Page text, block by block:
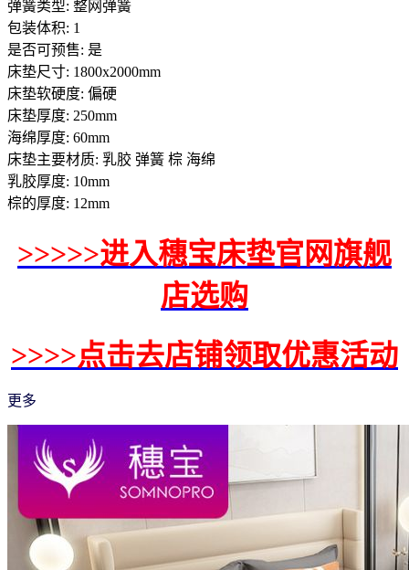
弹簧类型: 整网弹簧
包装体积: 1
是否可预售: 是
床垫尺寸: 1800x2000mm
床垫软硬度: 偏硬
床垫厚度: 250mm
海绵厚度: 60mm
床垫主要材质: 乳胶 弹簧 棕 海绵
乳胶厚度: 10mm
棕的厚度: 12mm
>>>>>进入穗宝床垫官网旗舰
店选购
>>>>点击去店铺领取优惠活动
更多